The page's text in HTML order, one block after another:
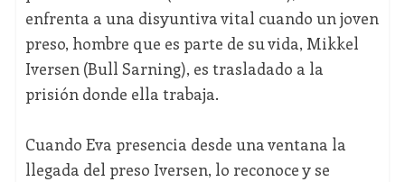
enfrenta a una disyuntiva vital cuando un joven
preso, hombre que es parte de su vida, Mikkel
Iversen (Bull Sarning), es trasladado a la
prisión donde ella trabaja.
Cuando Eva presencia desde una ventana la
llegada del preso Iversen, lo reconoce y se